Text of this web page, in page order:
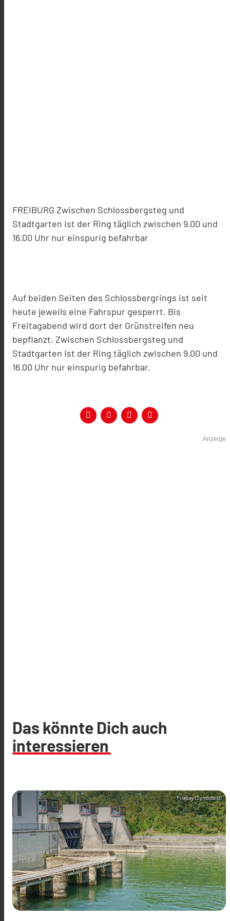
FREIBURG Zwischen Schlossbergsteg und
Stadtgarten ist der Ring täglich zwischen 9.00 und
16.00 Uhr nur einspurig befahrbar
Auf beiden Seiten des Schlossbergrings ist seit
heute jeweils eine Fahrspur gesperrt. Bis
Freitagabend wird dort der Grünstreifen neu
bepflanzt. Zwischen Schlossbergsteg und
Stadtgarten ist der Ring täglich zwischen 9.00 und
16.00 Uhr nur einspurig befahrbar.
Anzeige
Das könnte Dich auch
interessieren
Pixabay (Symbolbild)